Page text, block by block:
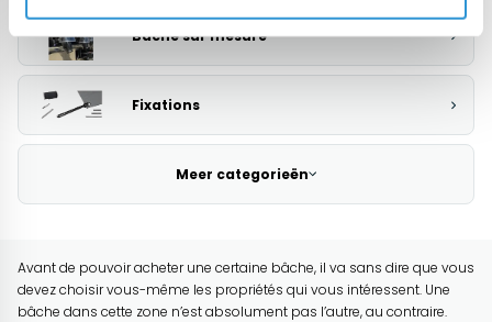
Bâche sur mesure
Fixations
Meer categorieën
Avant de pouvoir acheter une certaine bâche, il va sans dire que vous
devez choisir vous-même les propriétés qui vous intéressent. Une
bâche dans cette zone n’est absolument pas l’autre, au contraire.